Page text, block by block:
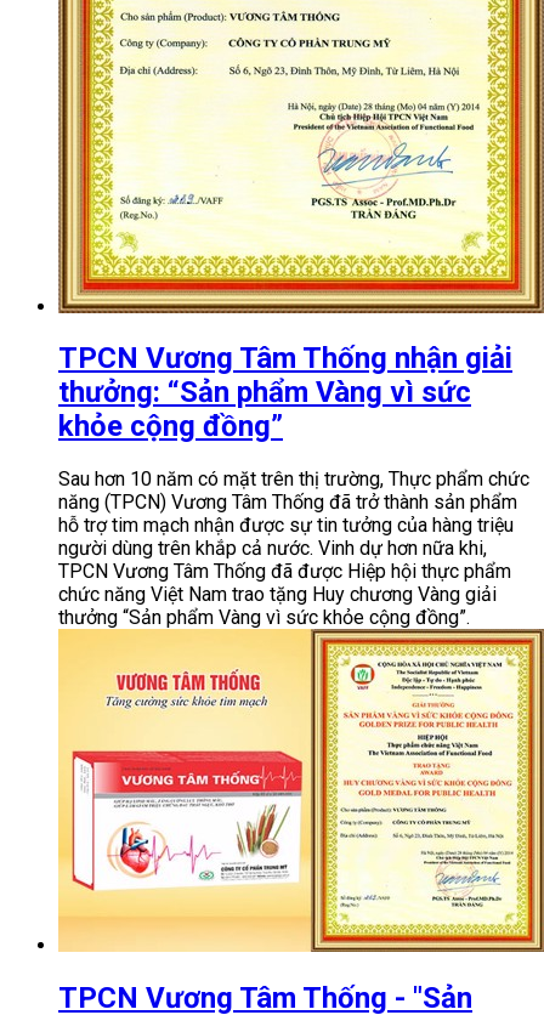
TPCN Vương Tâm Thống nhận giải
thưởng: “Sản phẩm Vàng vì sức
khỏe cộng đồng”
Sau hơn 10 năm có mặt trên thị trường, Thực phẩm chức
năng (TPCN) Vương Tâm Thống đã trở thành sản phẩm
hỗ trợ tim mạch nhận được sự tin tưởng của hàng triệu
người dùng trên khắp cả nước. Vinh dự hơn nữa khi,
TPCN Vương Tâm Thống đã được Hiệp hội thực phẩm
chức năng Việt Nam trao tặng Huy chương Vàng giải
thưởng “Sản phẩm Vàng vì sức khỏe cộng đồng”.
TPCN Vương Tâm Thống - "Sản